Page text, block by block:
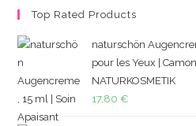
Top Rated Products
naturschön
pour les Yeux |
NATURKOSMETIK
17,80 €